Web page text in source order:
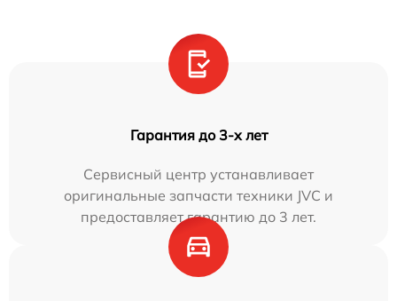
Гарантия до 3-х лет
Сервисный центр устанавливает
оригинальные запчасти техники JVC и
предоставляет гарантию до 3 лет.